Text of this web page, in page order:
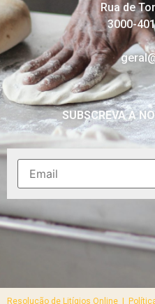
Rua de
3000-
SUBSCREVA A
Resolução de Litígios Online |